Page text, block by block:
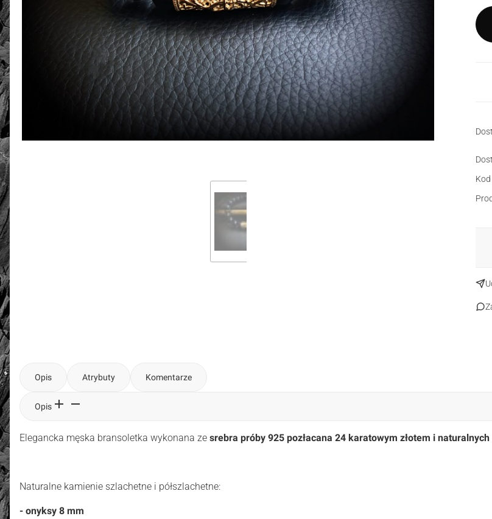
Opis Atrybuty Komentarze
Opis
Elegancka męska bransoletka wykonana ze srebra próby 925 pozłacana 24 karatowym złotem i
Naturalne kamienie szlachetne i półszlachetne:
- onyksy 8 mm